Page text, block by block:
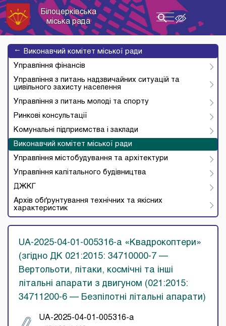
Toggle
navigation
Білоцерківська
міська рада
→
Виконавчий комітет міської ради
Управління фінансів
Управління з питань надзвичайних ситуацій та
цивільного захисту населення
Управління з питань молоді та спорту
Ринкові консультації
Комунальні підприємства і заклади
Виконавчий комітет міської ради
Управління містобудування та архітектури
Управління капітального будівництва
ДЖКГ
Архів обґрунтування технічних та якісних
характеристик
UA-2025-04-01-005316-a «Квадрокоптери»
(згідно ДК 021:2015: 34710000-7 —
Вертольоти, літаки, космічні та інші
літальні апарати з двигуном (021:2015:
34711200-6 — Безпілотні літальні апарати)
UA-2025-04-01-005316-a